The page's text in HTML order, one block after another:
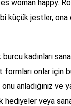
woman happy.
küçük jestler, ona
burcu kadınları
formları onlar için
anladığınız
hediyeler veya